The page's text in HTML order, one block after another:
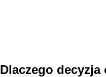
Dlaczego decyzja